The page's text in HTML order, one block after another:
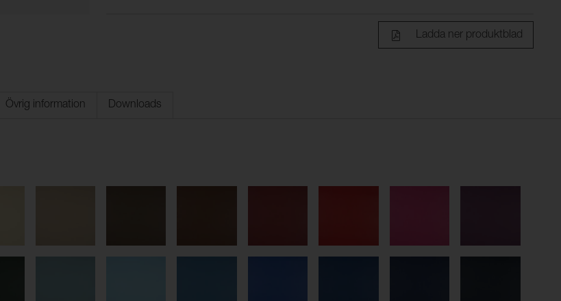
Ladda ner produktblad
Övrig information Downloads